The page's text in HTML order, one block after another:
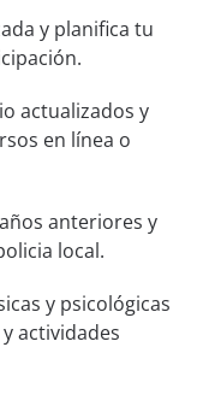
y planifica tu
actualizados y
en línea o
anteriores y
local.
y psicológicas
actividades